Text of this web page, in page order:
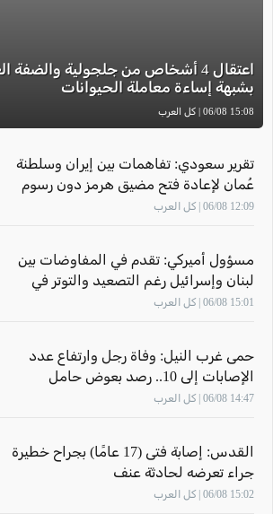
اعتقال 4 أشخاص من جلجولية والضفة
بشبهة إساءة معاملة الحيوانات
15:08 06/08 | كل العرب
تقرير سعودي: تفاهمات بين إيران وسلطنة
عُمان لإعادة فتح مضيق هرمز دون رسوم
عبور
12:09 06/08 | كل العرب
مسؤول أميركي: تقدم في المفاوضات بين
لبنان وإسرائيل رغم التصعيد والتوتر في
الجنوب
15:01 06/08 | كل العرب
حمى غرب النيل: وفاة رجل وارتفاع عدد
الإصابات إلى 10.. رصد بعوض حامل
للفيروس في بلدات عربية ومناطق عدة
14:47 06/08 | كل العرب
القدس: إصابة فتى (17 عامًا) بجراح خطيرة
جراء تعرضه لحادثة عنف
15:02 06/08 | كل العرب